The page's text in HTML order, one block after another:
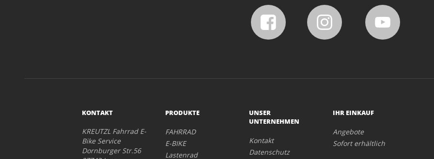
KONTAKT
KREUTZL Fahrrad E-
Bike Service
Dornburger Str.56
PRODUKTE
FAHRRAD
E-BIKE
Lastenrad
UNSER
UNTERNEHMEN
Kontakt
Datenschutz
IHR EINKAUF
Angebote
Sofort erhältlich